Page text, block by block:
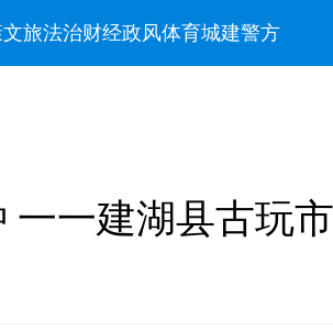
文旅法治财经政风体育城建警方
一建湖县古玩